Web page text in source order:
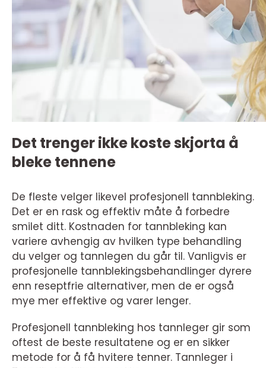
Det trenger ikke koste skjorta å
bleke tennene
De fleste velger likevel profesjonell tannbleking.
Det er en rask og effektiv måte å forbedre
smilet ditt. Kostnaden for tannbleking kan
variere avhengig av hvilken type behandling
du velger og tannlegen du går til. Vanligvis er
profesjonelle tannblekingsbehandlinger dyrere
enn reseptfrie alternativer, men de er også
mye mer effektive og varer lenger.
Profesjonell tannbleking hos tannleger gir som
oftest de beste resultatene og er en sikker
metode for å få hvitere tenner. Tannleger i